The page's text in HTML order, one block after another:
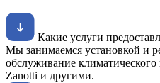
Какие услуги
Мы занимаемся установкой и
обслуживание
Zanotti и другими.